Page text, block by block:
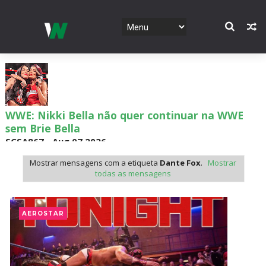
WWE: Nikki Bella não quer continuar na WWE
sem Brie Bella
SCSA867- Aug 07 2026
AEW: Samoa Joe faz tease de regresso no All In
SCSA867-Aug 07 2026
Mostrar mensagens com a etiqueta Dante Fox.
Mostrar
todas as mensagens
AEROSTAR